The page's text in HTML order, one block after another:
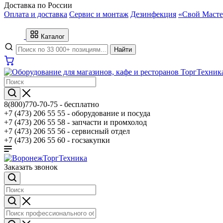
Доставка по России
Оплата и доставка Сервис и монтаж Дезинфекция «Свой
Каталог
Найти
8(800)770-70-75 - бесплатно
+7 (473) 206 55 55 - оборудование и посуда
+7 (473) 206 55 58 - запчасти и промхолод
+7 (473) 206 55 56 - сервисный отдел
+7 (473) 206 55 60 - госзакупки
Заказать звонок